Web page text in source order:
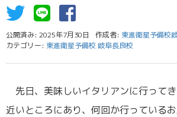
公開済み: 2025年7月30日 作成者: 東進衛星予備校
カテゴリー: 東進衛星予備校 岐阜長良校
先日、美味しいイタリアンに行って
近いところにあり、何回か行っている